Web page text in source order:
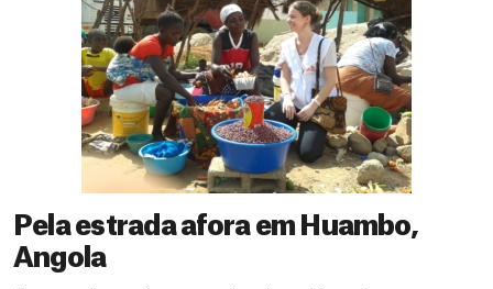
Pela estrada afora em Huambo,
Angola